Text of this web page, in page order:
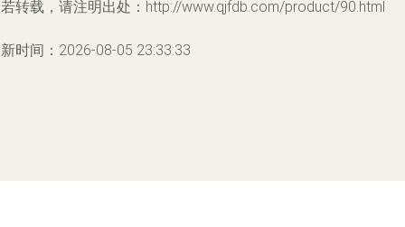
转载，请注明出处：http://www.qjfdb.com/product/90.html
时间：2026-08-05 23:33:33